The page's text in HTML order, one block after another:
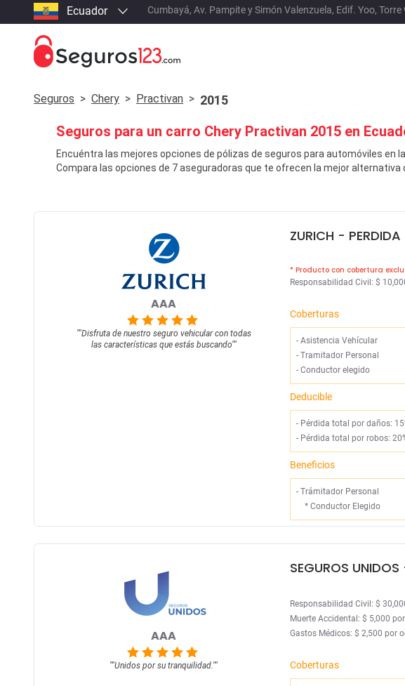
Ecuador Cumbayá, Av. Pampite y Simón Valenzuela, Edif. Yoo,
Seguros > Chery > Practivan > 2015
Seguros para un carro Chery Practivan 2015 en
Encuéntra las mejores opciones de pólizas de seguros para automóviles en
Compara las opciones de 7 aseguradoras que te ofrecen la mejor alternativa
AAA
""Disfruta de nuestro seguro vehicular con todas
las características que estás buscando""
ZURICH -
* Producto con cobertura
Responsabilidad Civil: $
Coberturas
-Asistencia Vehícular
-Tramitador Personal
-Conductor elegido
Deducible
- Pérdida total por daños:
- Pérdida total por robos:
Beneficios
- Trámitador Personal
*Conductor Elegido
AAA
""Unidos por su tranquilidad.""
SEGUROS UNIDOS
Responsabilidad Civil: $
Muerte Accidental: $ 5,000
Gastos Médicos: $ 2,500 por
Coberturas